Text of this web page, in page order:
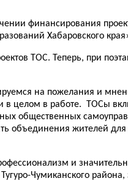
финансирования
Хабаровского
ТОС. Теперь, при
на пожелания и
целом в работе. ТОСы
общественных
объединения жителей
и
Чумиканского